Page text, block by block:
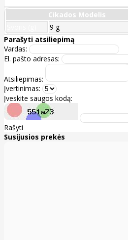
Cikados Modelis
9 g
Parašyti atsiliepimą
Vardas:
El. pašto adresas:
Atsiliepimas:
Įvertinimas:
Įveskite saugos kodą:
Rašyti
Susijusios prekės